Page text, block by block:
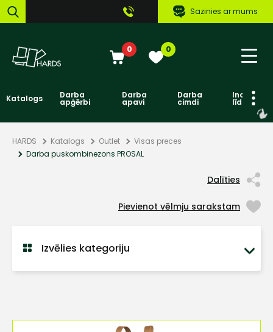
Sazinies ar mums
0 0
Katalogs Darba
apģērbi
Darba
apavi
Darba
cimdi līdzekļi
HARDS Katalogs Outlet
Visas preces
Darba puskombinezons PROSAL
Dalīties
Pievienot vēlmju sarakstam
Izvēlies kategoriju